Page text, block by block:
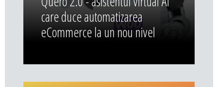
care duce automatizarea
eCommerce la un nou nivel